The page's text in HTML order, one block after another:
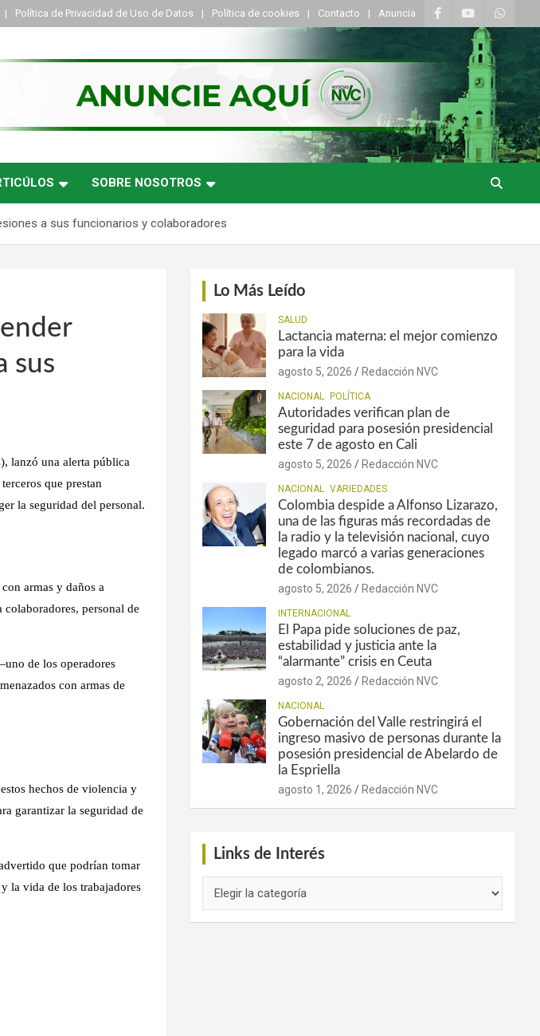
Política de Privacidad de Uso de Datos Política de cookies Contacto Anuncia
SOBRE NOSOTROS
a sus funcionarios y colaboradores
sus
lanzó una alerta pública
que prestan
la seguridad del personal.
armas y daños a
colaboradores, personal de
de los operadores
con armas de
hechos de violencia y
garantizar la seguridad de
que podrían tomar
la vida de los trabajadores
Lo Más Leído
SALUD
Lactancia materna: el mejor comienzo
para la vida
agosto 5, 2026 Redacción NVC
NACIONAL POLÍTICA
Autoridades verifican plan de
seguridad para posesión presidencial
este 7 de agosto en Cali
agosto 5, 2026 Redacción NVC
NACIONAL VARIEDADES
Colombia despide a Alfonso Lizarazo,
una de las figuras más recordadas de
la radio y la televisión nacional, cuyo
legado marcó a varias generaciones
de colombianos.
agosto 5, 2026 Redacción NVC
INTERNACIONAL
El Papa pide soluciones de paz,
estabilidad y justicia ante la
“alarmante” crisis en Ceuta
agosto 2, 2026 Redacción NVC
NACIONAL
Gobernación del Valle restringirá el
ingreso masivo de personas durante la
posesión presidencial de Abelardo de
la Espriella
agosto 1, 2026 Redacción NVC
Links de Interés
de